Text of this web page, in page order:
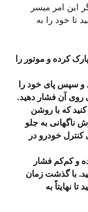
این امر میسر
تا خود را به
کرده و موتور را
۱ قرار دهید و سپس پای خود را
روی آن فشار دهید.
که با روشن
ناگهانی به جلو
کنترل خودرو در
و کم‌کم فشار
با گذشت زمان
نهایتاً به